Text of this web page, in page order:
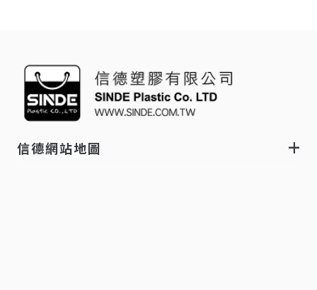
信德網站地圖